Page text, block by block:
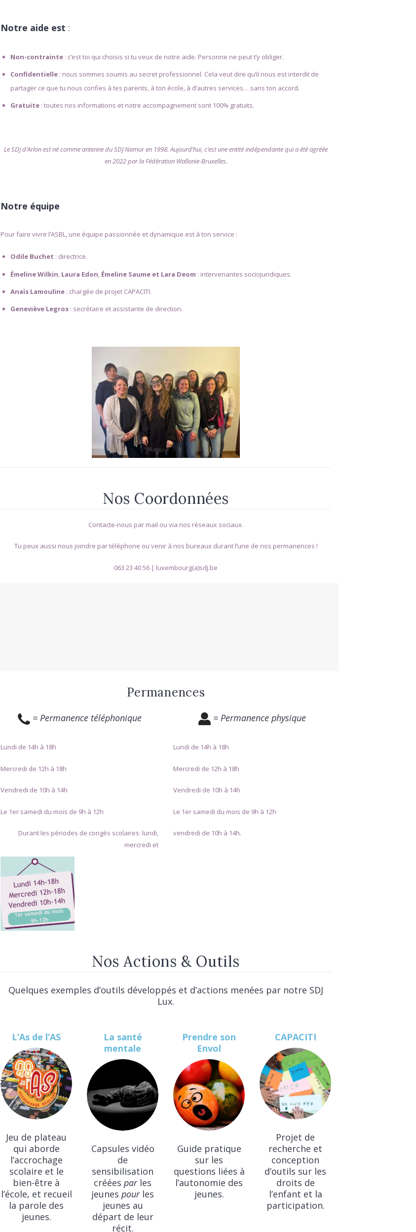
Notre aide est :
Non-contrainte: c’est toi qui choisis si tu veux de notre aide. Personne ne peut t’y obliger.
Confidentielle: nous sommes soumis au secret professionnel. Cela veut dire qu’il nous est interdit de
partager ce que tu nous confies à tes parents, à ton école, à d’autres services… sans ton accord.
Gratuite: toutes nos informations et notre accompagnement sont 100% gratuits.
Le SDJ d’Arlon est né comme antenne du SDJ Namur en 1998. Aujourd’hui, c’est une entité indépendante qui a été agréée
en 2022 par la Fédération Wallonie-Bruxelles.
Notre équipe
Pour faire vivre l’ASBL, une équipe passionnée et dynamique est à ton service :
Odile Buchet : directrice.
Émeline Wilkin Laura Edon Émeline Saume et Lara Deom : intervenantes sociojuridiques.
Anaïs Lamouline: chargée de projet CAPACITI.
Geneviève Legros: secrétaire et assistante de direction.
Nos Coordonnées
Contacte-nous par mail ou via nos réseaux sociaux.
Tu peux aussi nous joindre par téléphone ou venir à nos bureaux durant l’une de nos permanences !
063 23 40 56 | luxembourg(a)sdj.be
Permanences
= Permanence téléphonique
Lundi de 14h à 18h
Mercredi de 12h à 18h
Vendredi de 10h à 14h
Le 1er samedi du mois de 9h à 12h
Durant les périodes de congés scolaires: lundi,
mercredi et
= Permanence physique
Lundi de 14h à 18h
Mercredi de 12h à 18h
Vendredi de 10h à 14h
Le 1er samedi du mois de 9h à 12h
vendredi de 10h à 14h.
Nos Actions & Outils
Quelques exemples d’outils développés et d’actions menées par notre SDJ
Lux.
L’As de l’AS
Jeu de plateau
qui aborde
l’accrochage
scolaire et le
bien-être à
l’école, et recueil
la parole des
jeunes.
La santé
mentale
Capsules vidéo
de
sensibilisation
créées parles
jeunes pourles
jeunes au
départ de leur
récit.
Prendre son
Envol
Guide pratique
sur les
questions liées à
l’autonomie des
jeunes.
CAPACITI
Projet de
recherche et
conception
d’outils sur les
droits de
l’enfant et la
participation.